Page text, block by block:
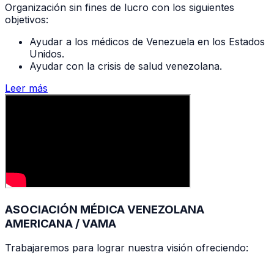
Organización sin fines de lucro con los siguientes
objetivos:
Ayudar a los médicos de Venezuela en los Estados
Unidos.
Ayudar con la crisis de salud venezolana.
Leer más
ASOCIACIÓN MÉDICA VENEZOLANA
AMERICANA / VAMA
Trabajaremos para lograr nuestra visión ofreciendo: